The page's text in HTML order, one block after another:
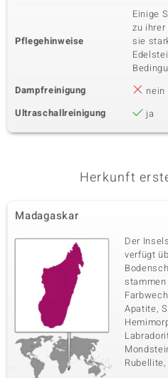
Pflegehinweise
Einige
zu
sie
Dampfreinigung
nein
Ultraschallreinigung
ja
Herkunft
Madagaskar
Der
verfügt
Apatite,